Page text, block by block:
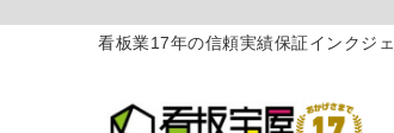
看板業17年の信頼実績保証インクジ